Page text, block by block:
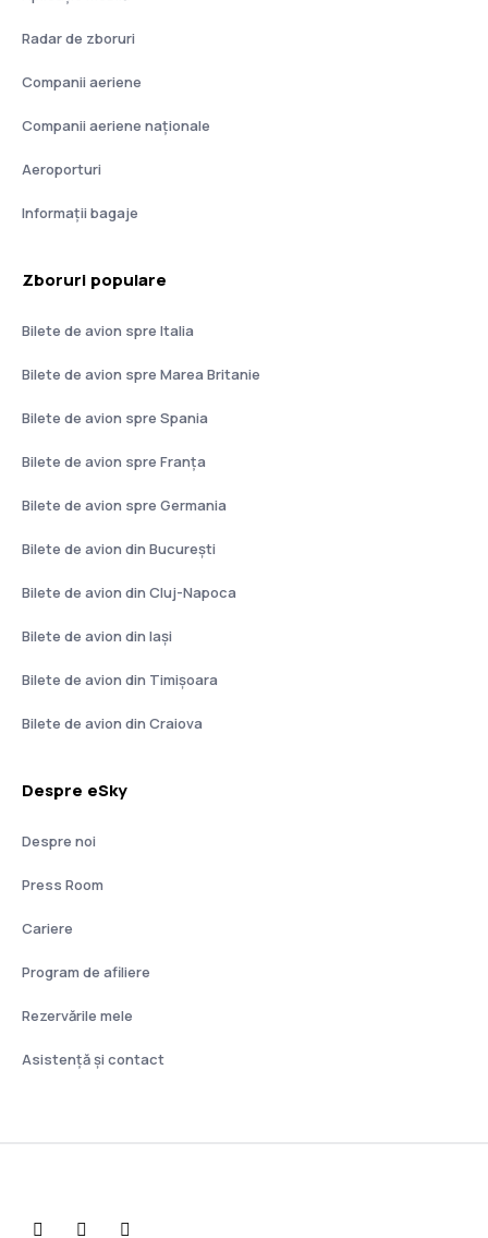
Radar de zboruri
Companii aeriene
Companii aeriene naţionale
Aeroporturi
Informații bagaje
Zboruri populare
Bilete de avion spre Italia
Bilete de avion spre Marea Britanie
Bilete de avion spre Spania
Bilete de avion spre Franţa
Bilete de avion spre Germania
Bilete de avion din București
Bilete de avion din Cluj-Napoca
Bilete de avion din Iași
Bilete de avion din Timișoara
Bilete de avion din Craiova
Despre eSky
Despre noi
Press Room
Cariere
Program de afiliere
Rezervările mele
Asistenţă şi contact